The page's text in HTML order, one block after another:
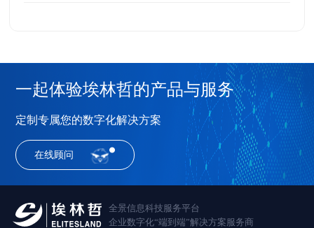
一起体验埃林哲的产品与服务
定制专属您的数字化解决方案
在线顾问
全景信息科技服务平台
企业数字化“端到端”解决方案服务商